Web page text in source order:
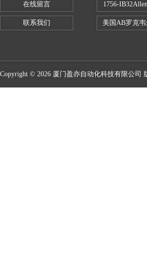
在线留言
联系我们
1756-
美国AB罗克韦
Copyright © 2026 厦门盈亦自动化科技有限公司